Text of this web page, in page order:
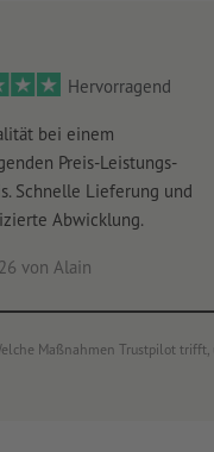
Hervorragend
bei einem
Preis-Leistungs-
Schnelle Lieferung und
Abwicklung.
von Alain
Maßnahmen Trustpilot